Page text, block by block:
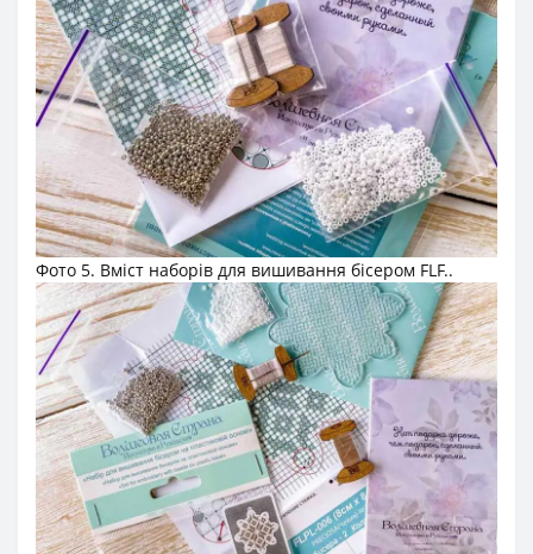
Фото 5. Вміст наборів для вишивання бісером FLF..